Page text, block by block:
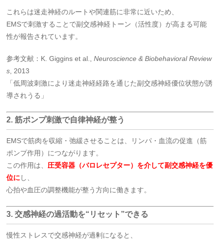
これらは迷走神経のルートや関連筋に非常に近いため、
EMSで刺激することで副交感神経トーン（活性度）が高まる可能
性が報告されています。
参考文献：K. Giggins et al.,Neuroscience & Biobehavioral Review
s , 2013
「低周波刺激により迷走神経経路を通じた副交感神経優位状態が誘
導されうる」
2.筋ポンプ刺激で自律神経が整う
EMSで筋肉を収縮・弛緩させることは、リンパ・血流の促進（筋
ポンプ作用）につながります。
この作用は、 圧受容器（バロレセプター）を介して副交感神経を優
位に し、
心拍や血圧の調整機能が整う方向に働きます。
3.交感神経の過活動を“リセット”できる
慢性ストレスで交感神経が過剰になると、